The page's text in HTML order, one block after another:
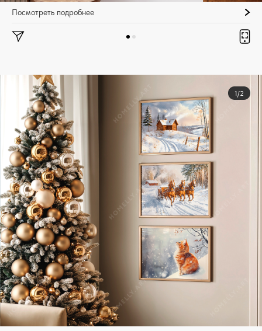
Посмотреть подробнее
1/2